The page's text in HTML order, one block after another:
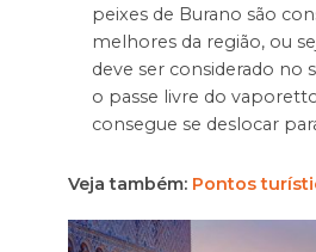
peixes de Burano são
melhores da região, ou
deve ser considerado no
o passe livre do
consegue se deslocar
Veja também: Pontos